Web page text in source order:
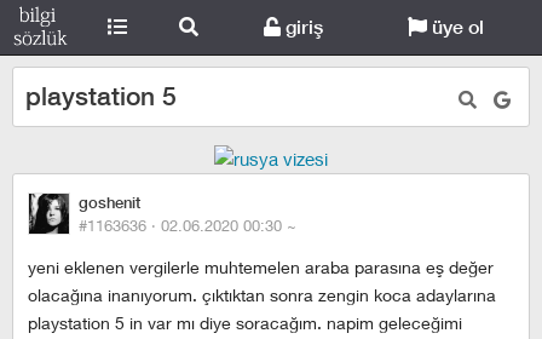
giriş üye ol
playstation 5
goshenit
#1163636 · 02.06.2020 00:30 ~
yeni eklenen vergilerle muhtemelen araba parasına eş değer
olacağına inanıyorum. çıktıktan sonra zengin koca adaylarına
playstation 5 in var mı diye soracağım. napim geleceğimi